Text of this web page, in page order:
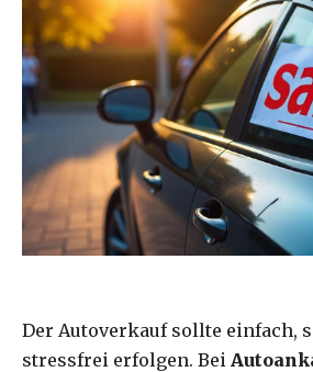
Der Autoverkauf sollte einfach,
stressfrei erfolgen. Bei